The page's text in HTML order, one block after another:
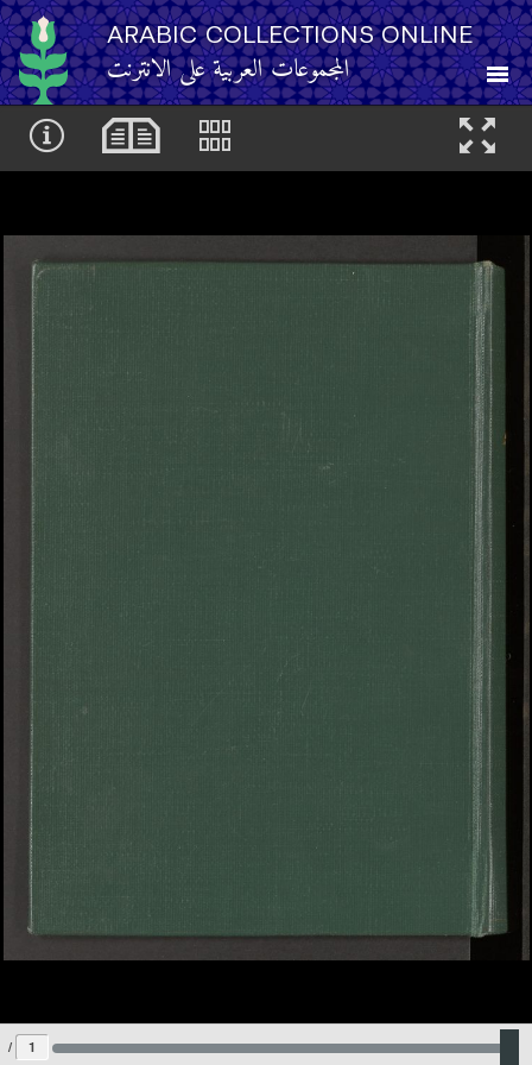
ARABIC COLLECTIONS ONLINE
المجموعات العربية على الانترنت
About
Browse
Browse by Category
Search